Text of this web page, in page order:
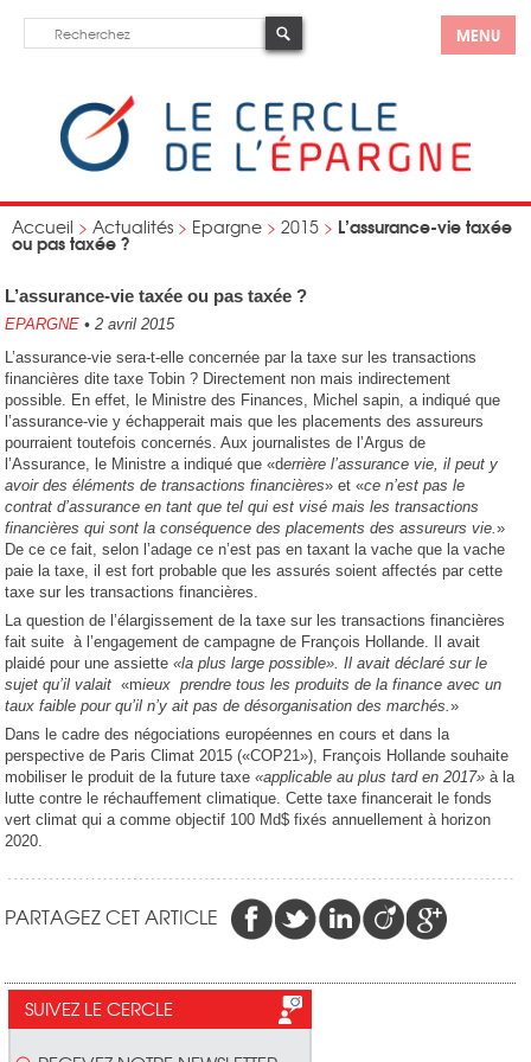
MENU
Accueil > Actualités > Epargne > 2015 > L’assurance-vie taxée
ou pas taxée ?
L’assurance-vie taxée ou pas taxée ?
EPARGNE • 2 avril 2015
L’assurance-vie sera-t-elle concernée par la taxe sur les transactions
financières dite taxe Tobin ? Directement non mais indirectement
possible. En effet, le Ministre des Finances, Michel sapin, a indiqué que
l’assurance-vie y échapperait mais que les placements des assureurs
pourraient toutefois concernés. Aux journalistes de l’Argus de
l’Assurance, le Ministre a indiqué que «derrière l’assurance vie, il peut y
avoir des éléments de transactions financières» et «ce n’est pas le
contrat d’assurance en tant que tel qui est visé mais les transactions
financières qui sont la conséquence des placements des assureurs vie.»
De ce ce fait, selon l’adage ce n’est pas en taxant la vache que la vache
paie la taxe, il est fort probable que les assurés soient affectés par cette
taxe sur les transactions financières.
La question de l’élargissement de la taxe sur les transactions financières
fait suite à l’engagement de campagne de François Hollande. Il avait
plaidé pour une assiette«la plus large possible». Il avait déclaré sur le
sujet qu’il valait «mieux prendre tous les produits de la finance avec un
taux faible pour qu’il n’y ait pas de désorganisation des marchés.»
Dans le cadre des négociations européennes en cours et dans la
perspective de Paris Climat 2015 («COP21»), François Hollande souhaite
mobiliser le produit de la future taxe«applicable au plus tard en 2017» à la
lutte contre le réchauffement climatique. Cette taxe financerait le fonds
vert climat qui a comme objectif 100 Md$ fixés annuellement à horizon
2020.
PARTAGEZ CET ARTICLE
SUIVEZ LE CERCLE